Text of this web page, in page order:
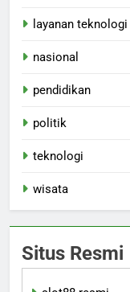
layanan teknologi
nasional
pendidikan
politik
teknologi
wisata
Situs Resmi